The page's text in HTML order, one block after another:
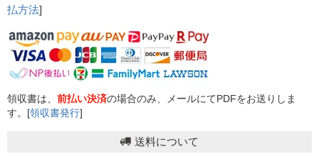
払方法]
領収書は、 前払い決済の場合のみ、メールにてPDFをお送りしま
す。[領収書発行]
送料について